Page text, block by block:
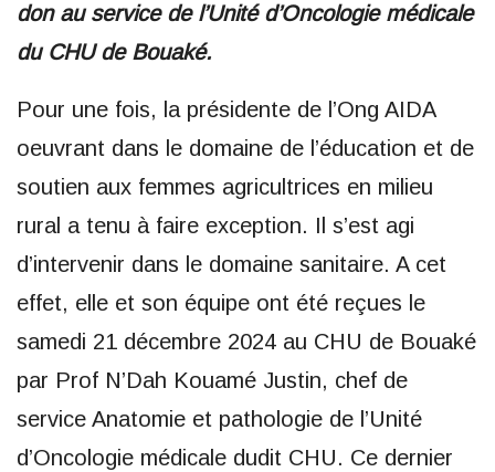
don au service de l’Unité d’Oncologie médicale
du CHU de Bouaké.
Pour une fois, la présidente de l’Ong AIDA
oeuvrant dans le domaine de l’éducation et de
soutien aux femmes agricultrices en milieu
rural a tenu à faire exception. Il s’est agi
d’intervenir dans le domaine sanitaire. A cet
effet, elle et son équipe ont été reçues le
samedi 21 décembre 2024 au CHU de Bouaké
par Prof N’Dah Kouamé Justin, chef de
service Anatomie et pathologie de l’Unité
d’Oncologie médicale dudit CHU. Ce dernier